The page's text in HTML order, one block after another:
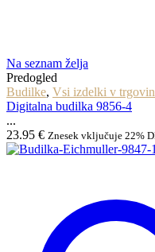
Na seznam želja
Predogled
Budilke, Vsi izdelki v
Digitalna budilka 9856-4
...
23.95 € Znesek vključuje 22%